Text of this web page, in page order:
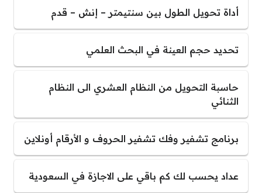
أداة تحويل الطول بين سنتيمتر – إنش – قدم
تحديد حجم العينة في البحث العلمي
حاسبة التحويل من النظام العشري الى النظام
الثنائي
برنامج تشفير وفك تشفير الحروف و الأرقام أونلاين
عداد يحسب لك كم باقي على الاجازة في السعودية